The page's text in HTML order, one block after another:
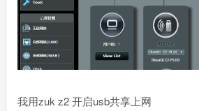
我用zuk z2 开启usb共享上网